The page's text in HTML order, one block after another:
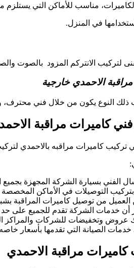
مناسب للأماكن التي يستلزم
في المنزل.
لتركيب الانتركم المزود بالصوت
الاحمدي خارجية
ذلك النوع يكون من خلال فني
كاميرات مراقبة
تركيب كاميرات مراقبه بالاحمدي
الفني بسيارة الشركة المجهزة بجميع
التوصيلات في الأماكن المخصصة
العميل من توصيل كاميرات المراقبة
أن خدمات الشركة تقدم للجميع على
عروض وتخفيضات للشركات والمراكز
خدمات الصيانة التي تقدمها بأسعار
كاميرات مراقبة الاحمدي